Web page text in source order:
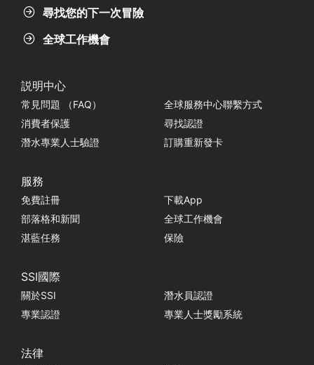
崖了,還有沉船,時間膠囊等待在海
底探索。潛水季節從4月持續到10
尋找您的下一次冒險
全球工作機會
説明中心
常見問題 （FAQ）
全球服務中心聯繫方式
消費者保護
尋找認證
潛水專業人士驗證
訂購重新發卡
服務
免費註冊
下載App
部落格和新聞
全球工作機會
湛藍任務
保險
SSI國際
關於SSI
潛水員認證
專業認證
專業人士獎勵系統
法律